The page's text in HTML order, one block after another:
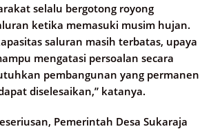
selalu bergotong royong
ketika memasuki musim hujan.
saluran masih terbatas, upaya
mengatasi persoalan secara
pembangunan yang permanen
diselesaikan,” katanya.
Pemerintah Desa Sukaraja